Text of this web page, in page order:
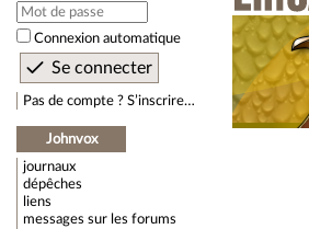
Connexion automatique
Pas de compte ? S’inscrire…
Johnvox
journaux
dépêches
liens
messages sur les forums